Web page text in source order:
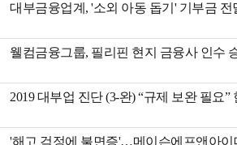
대부금융업계, '소외 아동 돕기' 기부금 전
웰컴금융그룹, 필리핀 현지 금융사 인수
2019 대부업 진단 (3-완) “규제 보완 필요”
'해고 걱정에 불면증'…메이슨에프앤아이